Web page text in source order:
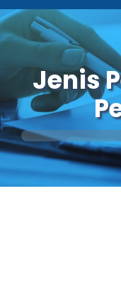
Laman Utama
Info Korporat
Sumber Maklumat
Perkhidmatan
Jenis